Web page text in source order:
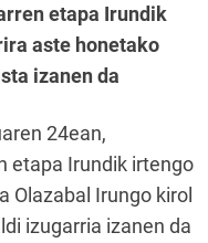
etapa Irundik
aste honetako
izanen da
24ean,
etapa Irundik irtengo
Olazabal Irungo kirol
izugarria izanen da